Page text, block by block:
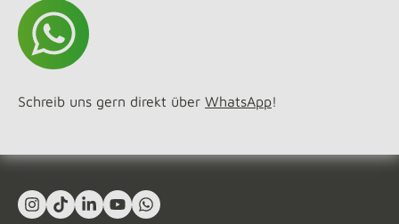
Schreib uns gern direkt über WhatsApp!
Instagram
TikTokLinkedIn In
YouTubeWhat's App